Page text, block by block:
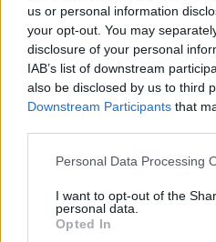
us or personal information
your opt-out. You may
disclosure of your personal
IAB’s list of downstream
also be disclosed by us to third
Downstream Participants that
Personal Data Processing
I want to opt-out of the
personal data.
Opted In
gazdaság
A hivatal jövő héten
tavalyi év utolsó
vonatkozó előzetes
legkisebb mértékben, a bruttó
összevetésben 6,5 százalékkal
szeptemberben, az első és
6,8 százalék után. A kínai